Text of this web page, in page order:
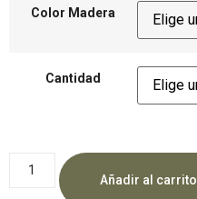
Color Madera
Cantidad
Añadir al carrito